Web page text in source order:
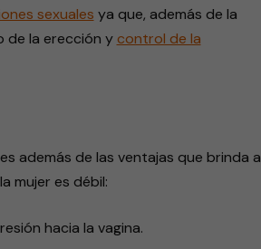
sexuales ya que, además de la
de la erección ycontrol de la
además de las ventajas que brinda a
mujer es débil:
hacia la vagina.